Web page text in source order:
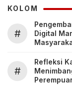
KOLOM
#
Digital
#
Refleksi